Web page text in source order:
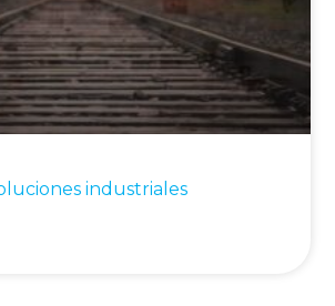
industriales